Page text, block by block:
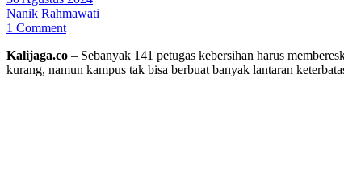
Nanik Rahmawati
1 Comment
Kalijaga.co – Sebanyak 141 petugas kebersihan harus
kurang, namun kampus tak bisa berbuat banyak lantaran